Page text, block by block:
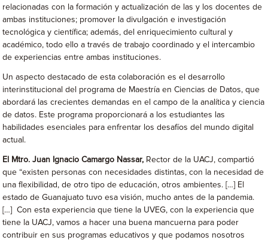
relacionadas con la formación y actualización de las y los docentes de
ambas instituciones; promover la divulgación e investigación
tecnológica y científica; además, del enriquecimiento cultural y
académico, todo ello a través de trabajo coordinado y el intercambio
de experiencias entre ambas instituciones.
Un aspecto destacado de esta colaboración es el desarrollo
interinstitucional del programa de Maestría en Ciencias de Datos, que
abordará las crecientes demandas en el campo de la analítica y ciencia
de datos. Este programa proporcionará a los estudiantes las
habilidades esenciales para enfrentar los desafíos del mundo digital
actual.
El Mtro. Juan Ignacio Camargo Nassar, Rector de la UACJ, compartió
que “existen personas con necesidades distintas, con la necesidad de
una flexibilidad, de otro tipo de educación, otros ambientes. […] El
estado de Guanajuato tuvo esa visión, mucho antes de la pandemia.
[…] Con esta experiencia que tiene la UVEG, con la experiencia que
tiene la UACJ, vamos a hacer una buena mancuerna para poder
contribuir en sus programas educativos y que podamos nosotros